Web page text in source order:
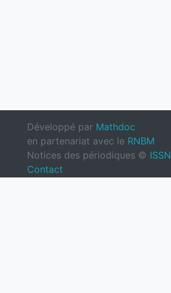
Développé par Mathdoc
en partenariat avec le RNBM
Notices des périodiques © ISSN
Contact